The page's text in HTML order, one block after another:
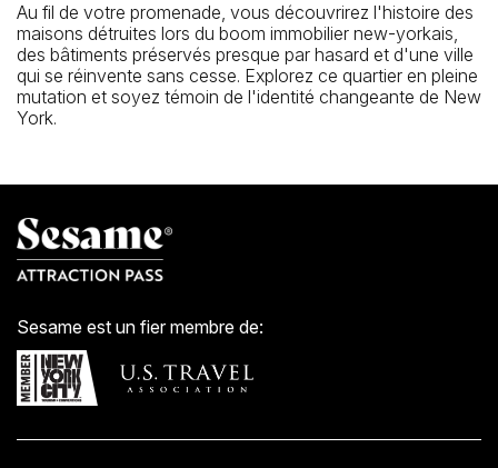
Au fil de votre promenade, vous découvrirez l'histoire des
maisons détruites lors du boom immobilier new-yorkais,
des bâtiments préservés presque par hasard et d'une ville
qui se réinvente sans cesse. Explorez ce quartier en pleine
mutation et soyez témoin de l'identité changeante de New
York.
Sesame est un fier membre de: